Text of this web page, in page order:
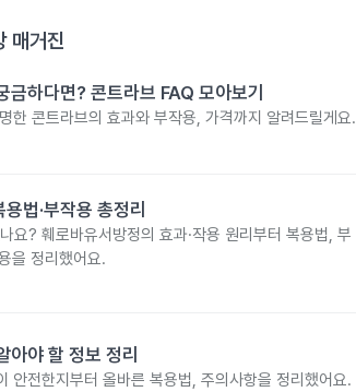
매거진
하다면? 콘트라브 FAQ 모아보기
한 콘트라브의 효과와 부작용, 가격까지 알려드릴게요.
법·부작용 총정리
요? 훼로바유서방정의 효과·작용 원리부터 복용법, 부
을 정리했어요.
아야 할 정보 정리
안전한지부터 올바른 복용법, 주의사항을 정리했어요.